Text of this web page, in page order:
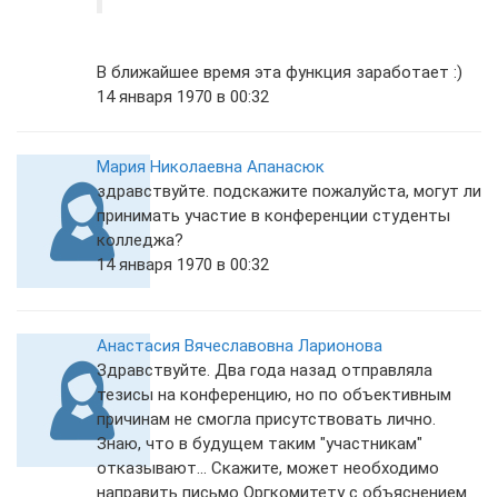
В ближайшее время эта функция заработает :)
14 января 1970 в 00:32
Мария Николаевна Апанасюк
здравствуйте. подскажите пожалуйста, могут ли
принимать участие в конференции студенты
колледжа?
14 января 1970 в 00:32
Анастасия Вячеславовна Ларионова
Здравствуйте. Два года назад отправляла
тезисы на конференцию, но по объективным
причинам не смогла присутствовать лично.
Знаю, что в будущем таким "участникам"
отказывают... Скажите, может необходимо
направить письмо Оргкомитету с объяснением